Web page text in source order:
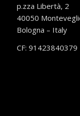
p.zza Libertà, 2
40050
Bologna – Italy
CF: 91423840379